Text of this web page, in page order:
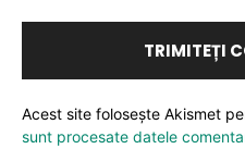
Acest site folosește Akismet
sunt procesate datele